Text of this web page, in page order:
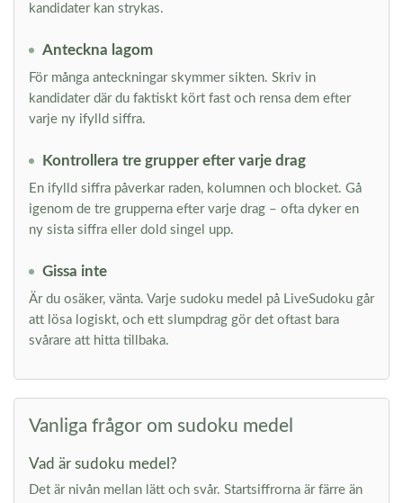
kandidater kan strykas.
Anteckna lagom
För många anteckningar skymmer sikten. Skriv in
kandidater där du faktiskt kört fast och rensa dem efter
varje ny ifylld siffra.
Kontrollera tre grupper efter varje drag
En ifylld siffra påverkar raden, kolumnen och blocket. Gå
igenom de tre grupperna efter varje drag – ofta dyker en
ny sista siffra eller dold singel upp.
Gissa inte
Är du osäker, vänta. Varje sudoku medel på LiveSudoku går
att lösa logiskt, och ett slumpdrag gör det oftast bara
svårare att hitta tillbaka.
Vanliga frågor om sudoku medel
Vad är sudoku medel?
Det är nivån mellan lätt och svår. Startsiffrorna är färre än